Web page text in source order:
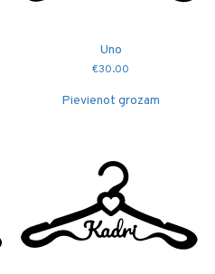
Uno
€30.00
Pievienot grozam